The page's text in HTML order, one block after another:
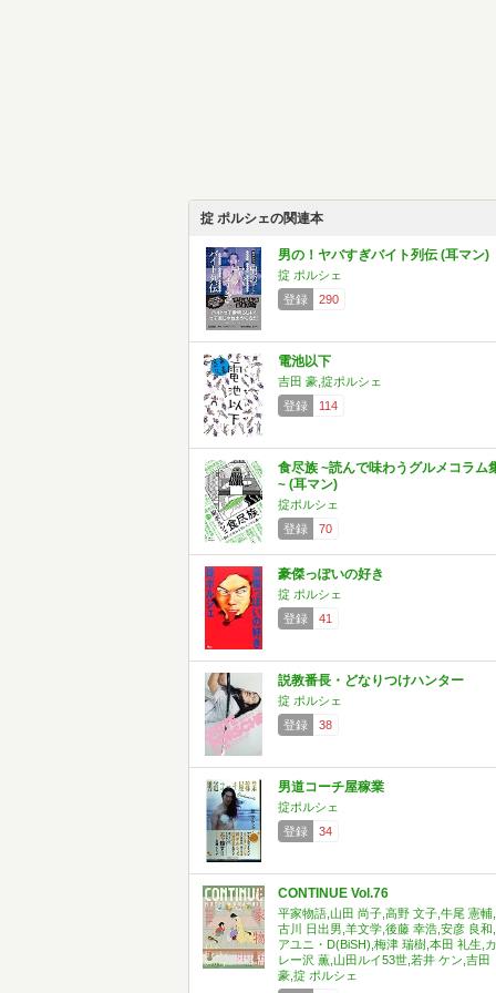
掟 ポルシェの関連本
男の！ヤバすぎバイト列伝 (耳マン)
掟 ポルシェ
登録
290
電池以下
吉田 豪,掟ポルシェ
登録
114
食尽族 ~読んで味わうグルメコラム
~ (耳マン)
掟ポルシェ
登録
70
豪傑っぽいの好き
掟 ポルシェ
登録
41
説教番長・どなりつけハンター
掟 ポルシェ
登録
38
男道コーチ屋稼業
掟ポルシェ
登録
34
CONTINUE Vol.76
平家物語,山田 尚子,高野 文子,牛尾 憲輔,
古川 日出男,羊文学,後藤 幸浩,安彦 良和,
アユニ・D(BiSH),梅津 瑞樹,本田 礼生,カ
レー沢 薫,山田ルイ53世,若井 ケン,吉田
豪,掟 ポルシェ